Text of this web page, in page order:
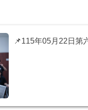
📌115年05月22日第